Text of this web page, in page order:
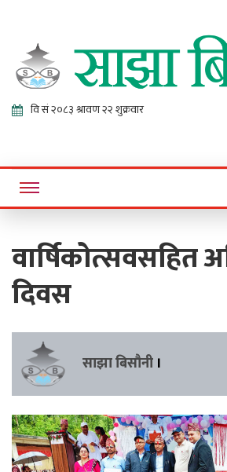
Sajha
Online News Portal
वार्षिकोत्सवसहित
दिवस
साझा बिसौनी ।